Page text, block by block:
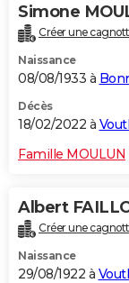
Dictionnaire
Biographies
Citations
Expressions
Proverbes
PROGRAMME TV
COPAINS D'AVANT
S'inscrire
Se connecter
Lycées
Collèges
Primaires
Universités
Entreprises
Service militaire
Avis de recherche
AVIS DE DÉCÈS
Simone
Créer une
Naissance
08/08/1933 à
Décès
18/02/2022 à
Famille MOULUN
Albert
Créer une
Naissance
29/08/1922 à